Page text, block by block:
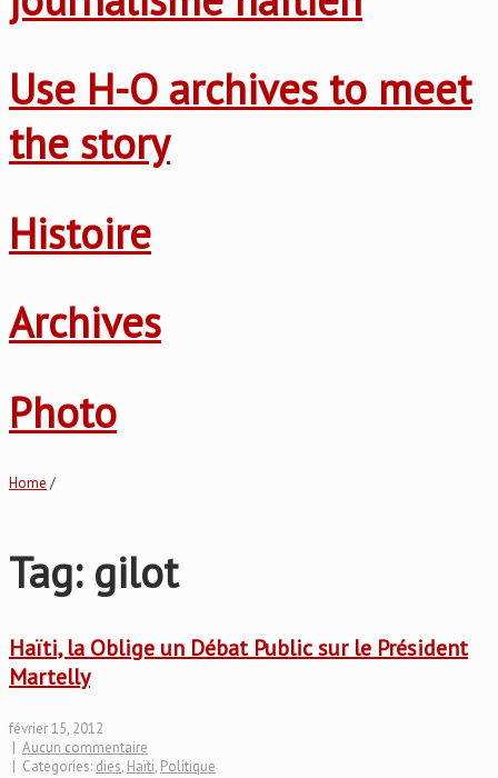
Use H-O archives to meet
the story
Histoire
Archives
Photo
Home /
Tag: gilot
Haïti, la Oblige un Débat Public sur le Président
Martelly
février 15, 2012
| Aucun commentaire
| Categories: dies, Haïti, Politique